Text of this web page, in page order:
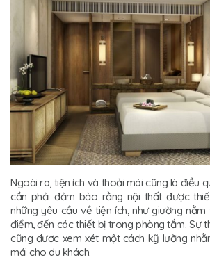
Ngoài ra, tiện ích và thoải mái cũng là điều
cần phải đảm bảo rằng nội thất được
những yêu cầu về tiện ích, như giường
điểm, đến các thiết bị trong phòng tắm. Sự
cũng được xem xét một cách kỹ lưỡng
mái cho du khách.